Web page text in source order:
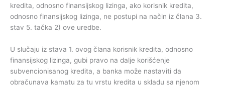
kredita, odnosno finansijskog lizinga, ako korisnik kredita,
odnosno finansijskog lizinga, ne postupi na način iz člana 3.
stav 5. tačka 2) ove uredbe.
U slučaju iz stava 1. ovog člana korisnik kredita, odnosno
finansijskog lizinga, gubi pravo na dalje korišćenje
subvencionisanog kredita, a banka može nastaviti da
obračunava kamatu za tu vrstu kredita u skladu sa njenom